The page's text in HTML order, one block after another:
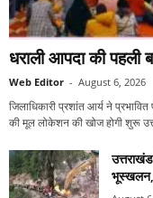
धराली आपदा की पहली
Web Editor - August 6, 2026
जिलाधिकारी प्रशांत आर्य ने
की मूल लोकेशन की खोज होगी शुरू